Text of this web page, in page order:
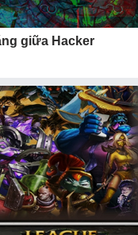
giữa Hacker